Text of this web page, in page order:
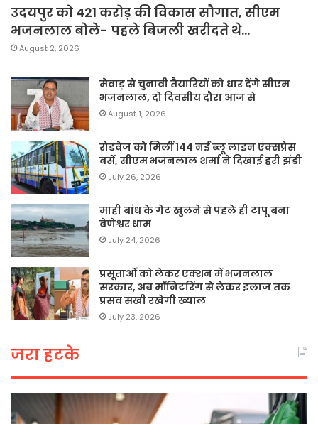
उदयपुर को 421 करोड़ की विकास सौगात, सीएम
भजनलाल बोले- पहले बिजली खरीदते थे…
August 2, 2026
मेवाड़ से चुनावी तैयारियों को धार देंगे सीएम
भजनलाल, दो दिवसीय दौरा आज से
August 1, 2026
रोडवेज को मिलीं 144 नई ब्लू लाइन एक्सप्रेस
बसें, सीएम भजनलाल शर्मा ने दिखाई हरी झंडी
July 26, 2026
माही बांध के गेट खुलने से पहले ही टापू बना
बेणेश्वर धाम
July 24, 2026
प्रसूताओं को लेकर एक्शन में भजनलाल
सरकार, अब मॉनिटरिंग से लेकर इलाज तक
प्रसव सखी रखेगी ख्याल
July 23, 2026
जरा हटके